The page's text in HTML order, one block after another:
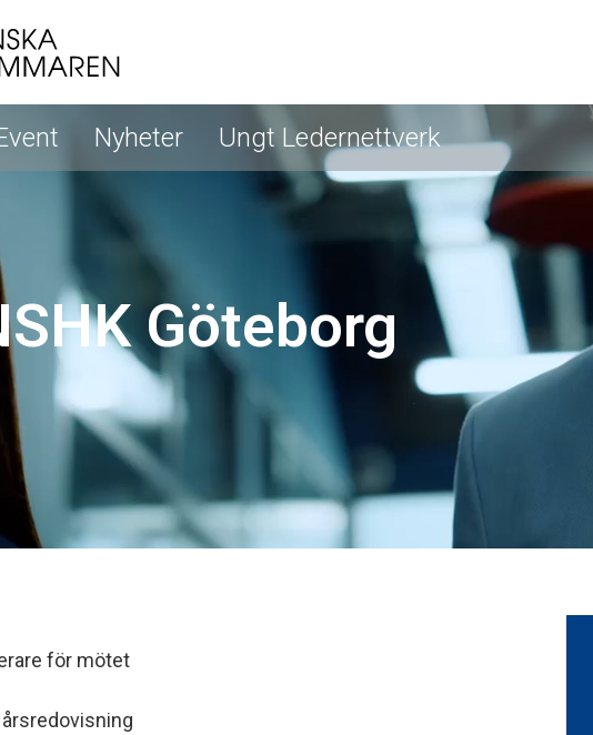
Nyheter Ungt Ledernettverk
Göteborg
för mötet